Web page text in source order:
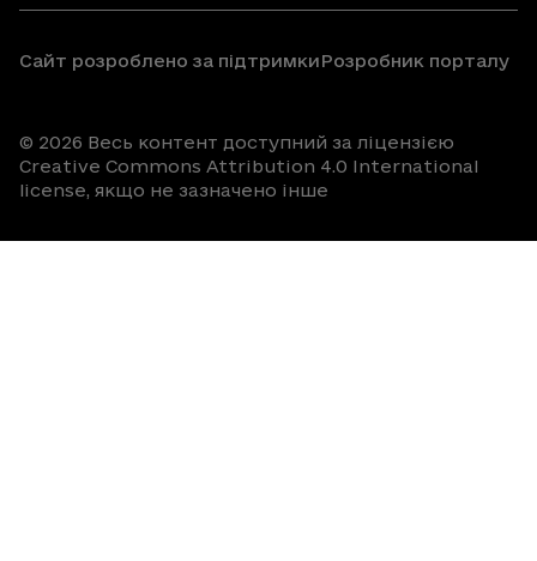
Сайт розроблено за підтримкиРозробник порталу
© 2026 Весь контент доступний за ліцензією
Creative Commons Attribution 4.0 International
license, якщо не зазначено інше